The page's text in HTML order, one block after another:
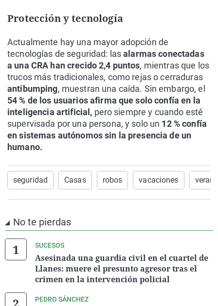
Protección y tecnología
Actualmente hay una mayor adopción de
tecnologías de seguridad: lasalarmas conectadas
a una CRA han crecido 2,4 puntos, mientras que los
trucos más tradicionales, como rejas o cerraduras
antibumping, muestran una caída. Sin embargo, el
54 % de los usuarios afirma que solo confía en la
inteligencia artificial, pero siempre y cuando esté
supervisada por una persona, y solo un 12 % confía
en sistemas autónomos sin la presencia de un
humano.
seguridad Casas robos vacaciones
No te pierdas
SUCESOS
Asesinada una guardia civil en el cuartel de
Llanes: muere el presunto agresor tras el
crimen en la intervención policial
PEDRO SÁNCHEZ